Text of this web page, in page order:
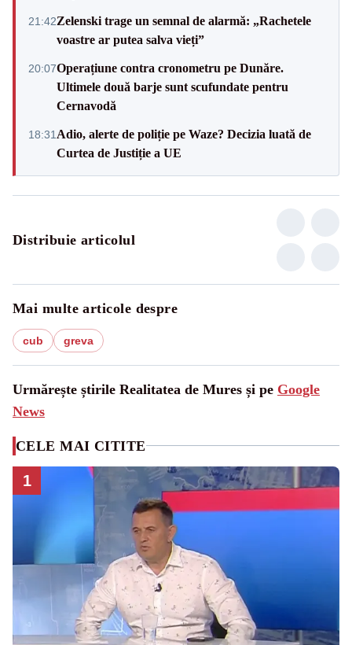
21:42Zelenski trage un semnal de alarmă: „Rachetele
voastre ar putea salva vieți”
20:07Operațiune contra cronometru pe Dunăre.
Ultimele două barje sunt scufundate pentru
Cernavodă
18:31 Adio, alerte de poliție pe Waze? Decizia luată de
Curtea de Justiție a UE
Distribuie articolul
Mai multe articole despre
cub greva
Urmărește știrile Realitatea de Mures și pe Google
News
CELE MAI CITITE
1